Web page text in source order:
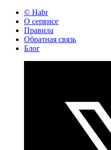
© Habr
О сервисе
Правила
Обратная связь
Блог